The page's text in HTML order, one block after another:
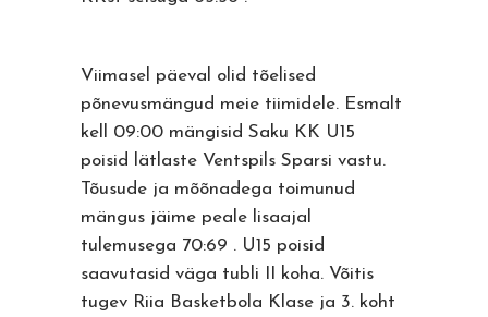
Viimasel päeval olid tõelised
põnevusmängud meie tiimidele. Esmalt
kell 09:00 mängisid Saku KK U15
poisid lätlaste Ventspils Sparsi vastu.
Tõusude ja mõõnadega toimunud
mängus jäime peale lisaajal
tulemusega 70:69 . U15 poisid
saavutasid väga tubli II koha. Võitis
tugev Riia Basketbola Klase ja 3. koht